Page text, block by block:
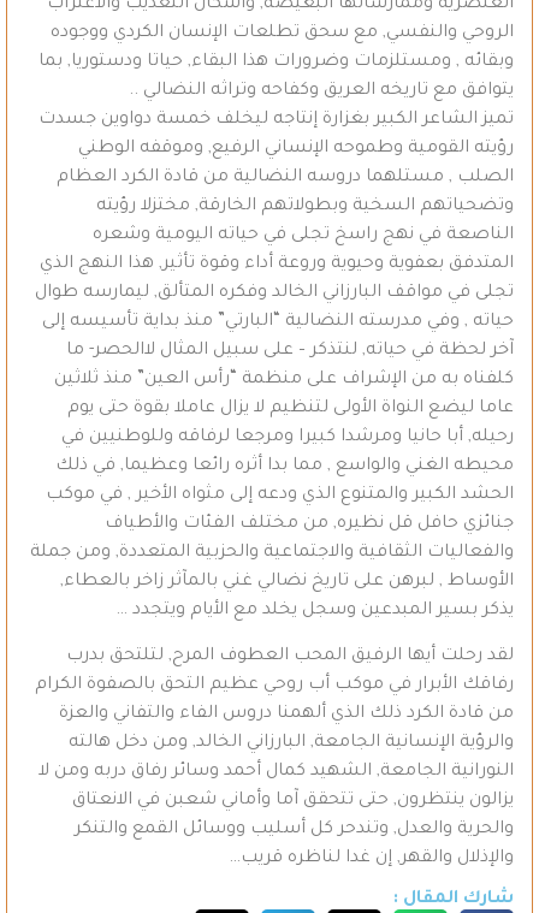
العنصرية وممارساتها البغيضة, وأشكال التعذيب والاغتراب
الروحي والنفسي, مع سحق تطلعات الإنسان الكردي ووجوده
وبقائه , ومستلزمات وضرورات هذا البقاء, حياتا ودستوريا, بما
يتوافق مع تاريخه العريق وكفاحه وتراثه النضالي ..
تميز الشاعر الكبير بغزارة إنتاجه ليخلف خمسة دواوين جسدت
رؤيته القومية وطموحه الإنساني الرفيع, وموقفه الوطني
الصلب , مستلهما دروسه النضالية من قادة الكرد العظام
وتضحياتهم السخية وبطولاتهم الخارقة, مختزلا رؤيته
الناصعة في نهج راسخ تجلى في حياته اليومية وشعره
المتدفق بعفوية وحيوية وروعة أداء وقوة تأثير, هذا النهج الذي
تجلى في مواقف البارزاني الخالد وفكره المتألق, ليمارسه طوال
حياته , وفي مدرسته النضالية “البارتي” منذ بداية تأسيسه إلى
آخر لحظة في حياته, لنتذكر – على سبيل المثال لاالحصر- ما
كلفناه به من الإشراف على منظمة “رأس العين” منذ ثلاثين
عاما ليضع النواة الأولى لتنظيم لا يزال عاملا بقوة حتى يوم
رحيله, أبا حانيا ومرشدا كبيرا ومرجعا لرفاقه وللوطنيين في
محيطه الغني والواسع , مما بدا أثره رائعا وعظيما, في ذلك
الحشد الكبير والمتنوع الذي ودعه إلى مثواه الأخير , في موكب
جنائزي حافل قل نظيره, من مختلف الفئات والأطياف
والفعاليات الثقافية والاجتماعية والحزبية المتعددة, ومن جملة
الأوساط , لبرهن على تاريخ نضالي غني بالمآثر زاخر بالعطاء,
يذكر بسير المبدعين وسجل يخلد مع الأيام ويتجدد …
لقد رحلت أيها الرفيق المحب العطوف المرح, لتلتحق بدرب
رفاقك الأبرار في موكب أب روحي عظيم التحق بالصفوة الكرام
من قادة الكرد ذلك الذي ألهمنا دروس الفاء والتفاني والعزة
والرؤية الإنسانية الجامعة, البارزاني الخالد, ومن دخل هالته
النورانية الجامعة, الشهيد كمال أحمد وسائر رفاق دربه ومن لا
يزالون ينتظرون, حتى تتحقق آما وأماني شعبن في الانعتاق
والحرية والعدل, وتندحر كل أسليب ووسائل القمع والتنكر
والإذلال والقهر, إن غدا لناظره قريب…
شارك المقال :